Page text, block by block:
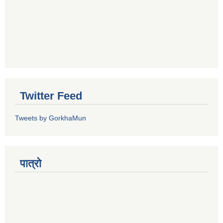
Twitter Feed
Tweets by GorkhaMun
पात्रो